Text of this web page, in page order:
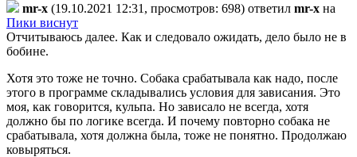
mr-x (19.10.2021 12:31, просмотров: 698) ответил mr-x на
Пики виснут
Отчитываюсь далее. Как и следовало ожидать, дело было не в
бобине.
Хотя это тоже не точно. Собака срабатывала как надо, после
этого в программе складывались условия для зависания. Это
моя, как говорится, кульпа. Но зависало не всегда, хотя
должно бы по логике всегда. И почему повторно собака не
срабатывала, хотя должна была, тоже не понятно. Продолжаю
ковыряться.